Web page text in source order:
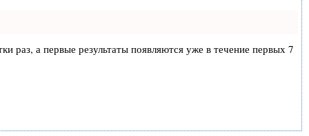
раз, а первые результаты появляются уже в течение первых 7